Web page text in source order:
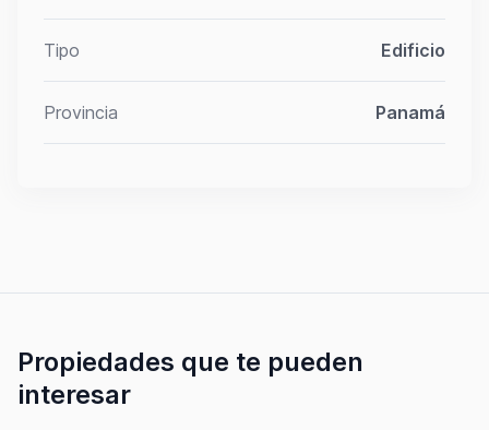
Tipo Edificio
Provincia Panamá
Propiedades que te pueden
interesar